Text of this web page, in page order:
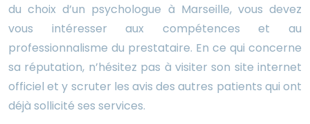
du choix d’un psychologue à Marseille, vous devez
vous intéresser aux compétences et au
professionnalisme du prestataire. En ce qui concerne
sa réputation, n’hésitez pas à visiter son site internet
officiel et y scruter les avis des autres patients qui ont
déjà sollicité ses services.